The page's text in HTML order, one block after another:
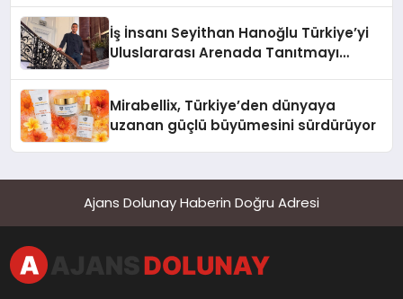
İş İnsanı Seyithan Hanoğlu Türkiye’yi
Uluslararası Arenada Tanıtmayı
Mirabellix, Türkiye’den dünyaya
uzanan güçlü büyümesini sürdürüyor
Ajans Dolunay Haberin Doğru Adresi